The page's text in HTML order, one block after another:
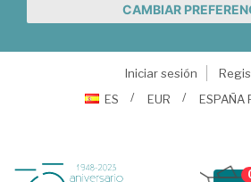
CAMBIAR
Iniciar sesión
ES
EUR ESPAÑA